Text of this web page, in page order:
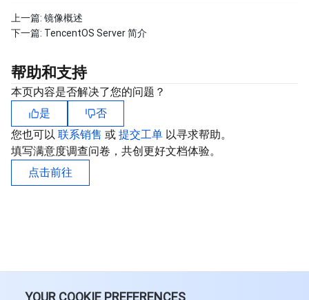
YOUR COOKIE PREFERENCES
腾讯云 BI
腾讯混元生3D
大模型服务平台 TokenHub
消息队列 RabbitMQ 版
消息队列 MQTT 版
消息队列 CMQ 版
消息队列 CMQ
移动推送
即时通信 IM
实时互动-教育版
实时互动-工业能源版
游戏多媒体引擎
视频服务
媒体包装
媒体传输
云直播
直播录制
媒体处理
媒体处理
应用云渲染
视频终端SDK
直播 SDK
教育服务
上一篇: 镜像概述
下一篇: TencentOS Server 简介
帮助和支持
本页内容是否解决了您的问题？
是
否
您也可以 联系销售 或 提交工单 以寻求帮助。
填写满意度调查问卷，共创更好文档体验。
点击前往